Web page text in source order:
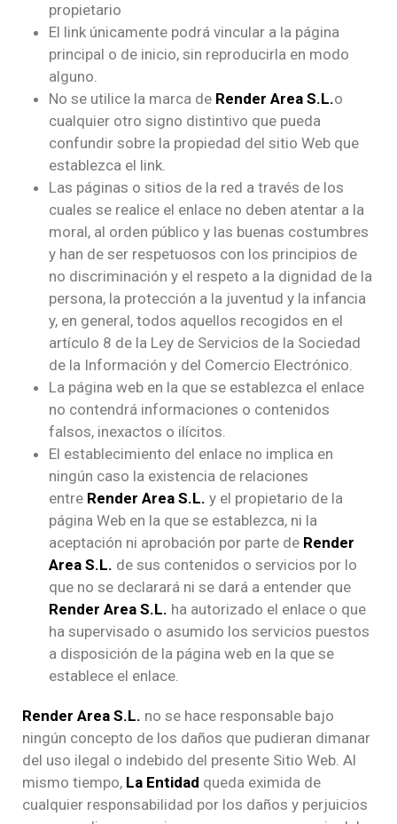
propietario
El link únicamente podrá vincular a la página
principal o de inicio, sin reproducirla en modo
alguno.
No se utilice la marca de Render Area S.L.o
cualquier otro signo distintivo que pueda
confundir sobre la propiedad del sitio Web que
establezca el link.
Las páginas o sitios de la red a través de los
cuales se realice el enlace no deben atentar a la
moral, al orden público y las buenas costumbres
y han de ser respetuosos con los principios de
no discriminación y el respeto a la dignidad de la
persona, la protección a la juventud y la infancia
y, en general, todos aquellos recogidos en el
artículo 8 de la Ley de Servicios de la Sociedad
de la Información y del Comercio Electrónico.
La página web en la que se establezca el enlace
no contendrá informaciones o contenidos
falsos, inexactos o ilícitos.
El establecimiento del enlace no implica en
ningún caso la existencia de relaciones
entre Render Area S.L. y el propietario de la
página Web en la que se establezca, ni la
aceptación ni aprobación por parte de Render
Area S.L. de sus contenidos o servicios por lo
que no se declarará ni se dará a entender que
Render Area S.L. ha autorizado el enlace o que
ha supervisado o asumido los servicios puestos
a disposición de la página web en la que se
establece el enlace.
Render Area S.L. no se hace responsable bajo
ningún concepto de los daños que pudieran dimanar
del uso ilegal o indebido del presente Sitio Web. Al
mismo tiempo, La Entidad queda eximida de
cualquier responsabilidad por los daños y perjuicios